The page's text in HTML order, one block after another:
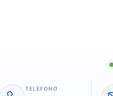
TELEFONO